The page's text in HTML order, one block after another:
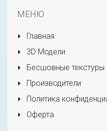
МЕНЮ
Главная
3D Модели
Бесшовные текстуры
Производители
Политика
Оферта